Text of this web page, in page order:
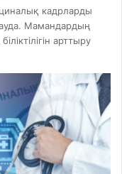
кадрларды
Мамандардың
арттыру